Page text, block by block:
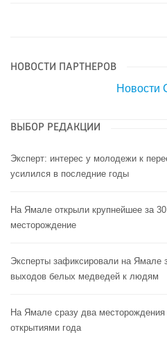
НОВОСТИ ПАРТНЕРОВ
Новости
ВЫБОР РЕДАКЦИИ
Эксперт: интерес у молодежи к
усилился в последние годы
На Ямале открыли крупнейшее за
месторождение
Эксперты зафиксировали на Ямале
выходов белых медведей к людям
На Ямале сразу два
открытиями года